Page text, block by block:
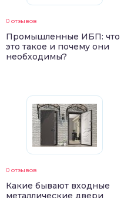
0 отзывов
Промышленные ИБП: что
это такое и почему они
необходимы?
0 отзывов
Какие бывают входные
металлические двери